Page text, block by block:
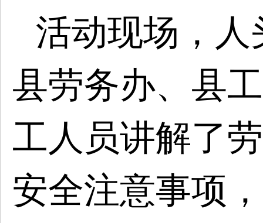
活动现场，
县劳务办、县
工人员讲解了
安全注意事项